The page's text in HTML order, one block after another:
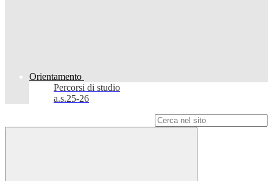
Orientamento
Percorsi di studio
a.s.25-26